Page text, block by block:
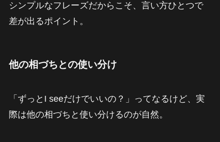
シンプルなフレーズだからこそ、言い方ひとつで
差が出るポイント。
他の相づちとの使い分け
「ずっとI seeだけでいいの？」ってなるけど、実
際は他の相づちと使い分けるのが自然。